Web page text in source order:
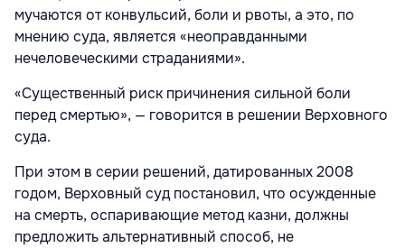
мучаются от конвульсий, боли и рвоты, а это, по
мнению суда, является «неоправданными
нечеловеческими страданиями».
«Существенный риск причинения сильной боли
перед смертью», — говорится в решении Верховного
суда.
При этом в серии решений, датированных 2008
годом, Верховный суд постановил, что осужденные
на смерть, оспаривающие метод казни, должны
предложить альтернативный способ, не